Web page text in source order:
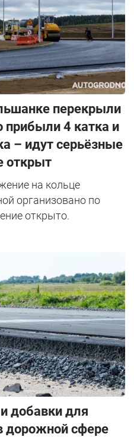
перекрыли
4 катка и
– идут серьёзные
открыт
на кольце
организовано по
открыто.
добавки для
дорожной сфере